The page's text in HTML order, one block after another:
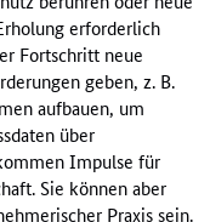
erforderlich
Fortschritt neue
geben, z. B.
aufbauen, um
über
Impulse für
Sie können aber
Praxis sein.